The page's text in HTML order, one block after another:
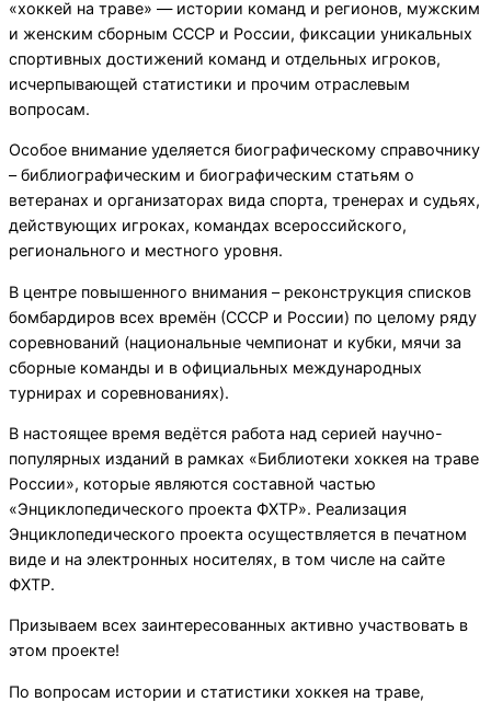
«хоккей на траве» — истории команд и регионов, мужским
и женским сборным СССР и России, фиксации уникальных
спортивных достижений команд и отдельных игроков,
исчерпывающей статистики и прочим отраслевым
вопросам.
Особое внимание уделяется биографическому справочнику
– библиографическим и биографическим статьям о
ветеранах и организаторах вида спорта, тренерах и судьях,
действующих игроках, командах всероссийского,
регионального и местного уровня.
В центре повышенного внимания – реконструкция списков
бомбардиров всех времён (СССР и России) по целому ряду
соревнований (национальные чемпионат и кубки, мячи за
сборные команды и в официальных международных
турнирах и соревнованиях).
В настоящее время ведётся работа над серией научно-
популярных изданий в рамках «Библиотеки хоккея на траве
России», которые являются составной частью
«Энциклопедического проекта ФХТР». Реализация
Энциклопедического проекта осуществляется в печатном
виде и на электронных носителях, в том числе на сайте
ФХТР.
Призываем всех заинтересованных активно участвовать в
этом проекте!
По вопросам истории и статистики хоккея на траве,